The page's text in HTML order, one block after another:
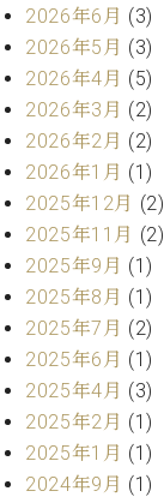
ン
レ
ジ
デ
ン
ス
C.
ヒ
シ
ュ
タ
イ
ン
コ
ン
サ
造
番
号
ン
を
く
前
に
ベ
ヒ
シ
ュ
イ
ン・
シ
ュ
ー
ペ
ー
ン
コ
ン
サ
ッ
ス
ン
イ
ベ
ト
サ
ロ
ン・
調
律
ぶ
方
ま
で
大
迎。
ベヒ
シュ
タイ
ン・
シュ
ーレ
音楽
教室
会
社
案
内
お
問
合
せ
2026年6月 (3)
2026年5月 (3)
2026年4月 (5)
2026年3月 (2)
2026年2月 (2)
2026年1月 (1)
2025年12月 (2)
2025年11月 (2)
2025年9月 (1)
2025年8月 (1)
2025年7月 (2)
2025年6月 (1)
2025年4月 (3)
2025年2月 (1)
2025年1月 (1)
2024年9月 (1)